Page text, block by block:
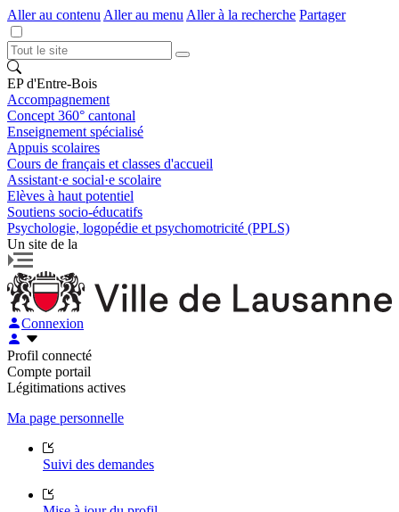
Aller au contenu Aller au menu Aller à la recherche Partager
EP d'Entre-Bois
Accompagnement
Concept 360° cantonal
Enseignement spécialisé
Appuis scolaires
Cours de français et classes d'accueil
Assistant·e social·e scolaire
Elèves à haut potentiel
Soutiens socio-éducatifs
Psychologie, logopédie et psychomotricité (PPLS)
Un site de la
Connexion
Profil connecté
Compte portail
Légitimations actives
Ma page personnelle
Suivi des demandes